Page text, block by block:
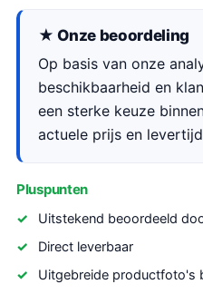
★ Onze beoordeling
Op basis van onze
beschikbaarheid en
een sterke keuze
actuele prijs en
Pluspunten
Uitstekend beoordeeld
Direct leverbaar
Uitgebreide productfoto's